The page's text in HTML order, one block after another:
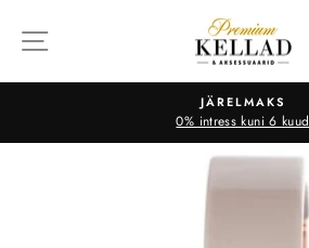
sisu
JÄRELMAKS
0% intress kuni 6 kuud